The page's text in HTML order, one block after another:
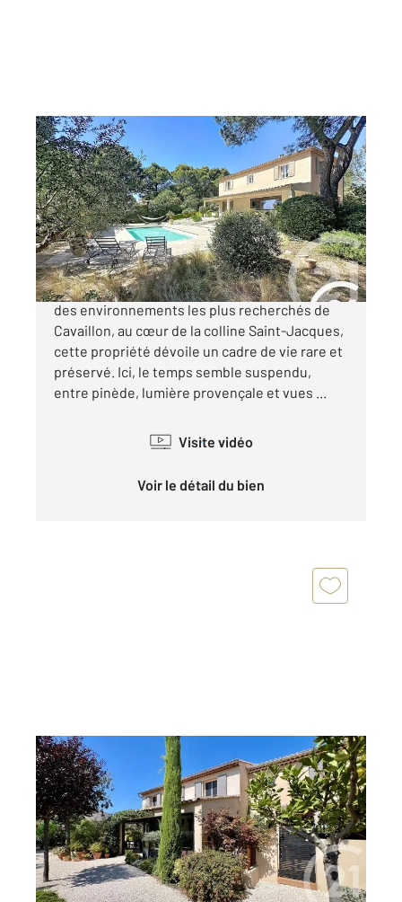
CAVAILLON 84
185 m2, 7 pièces
Ref : 2308
Maison à vendre
849 000 €
CAVAILLON Colline Saint-Jacques Dans l'un
des environnements les plus recherchés de
Cavaillon, au cœur de la colline Saint-Jacques,
cette propriété dévoile un cadre de vie rare et
préservé. Ici, le temps semble suspendu,
entre pinède, lumière provençale et vues ...
Visite vidéo
Voir le détail du bien
CAVAILLON 84
225 m2, 7 pièces
Ref : 2029
Maison à vendre
699 000 €